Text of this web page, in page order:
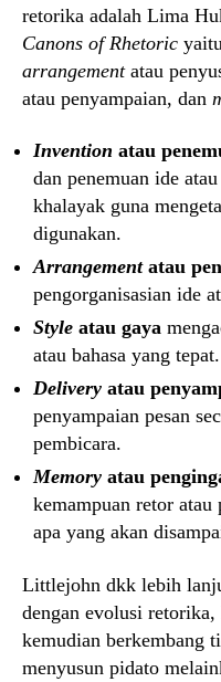
retorika adalah Lima
Canons of Rhetoric yaitu
arrangementatau
atau penyampaian, dan
Invention atau
dan penemuan ide
khalayak guna
digunakan.
Arrangement atau
pengorganisasian ide
Style atau gaya
atau bahasa yang tepat.
Delivery atau
penyampaian pesan
pembicara.
Memory atau
kemampuan retor
apa yang akan
Littlejohn dkk lebih
dengan evolusi
kemudian berkembang
menyusun pidato